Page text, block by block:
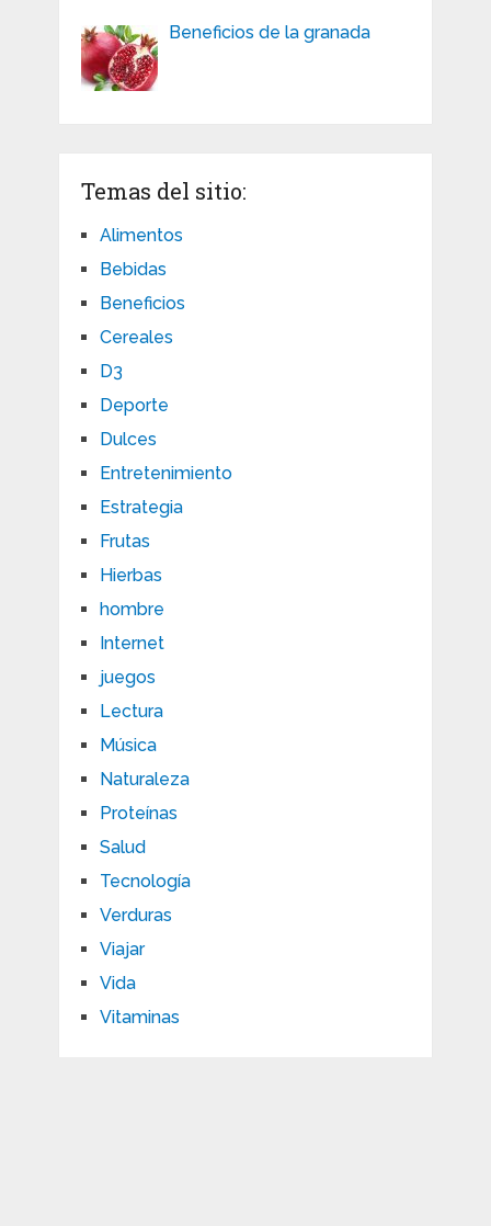
Beneficios de la granada
Temas del sitio:
Alimentos
Bebidas
Beneficios
Cereales
D3
Deporte
Dulces
Entretenimiento
Estrategia
Frutas
Hierbas
hombre
Internet
juegos
Lectura
Música
Naturaleza
Proteínas
Salud
Tecnología
Verduras
Viajar
Vida
Vitaminas